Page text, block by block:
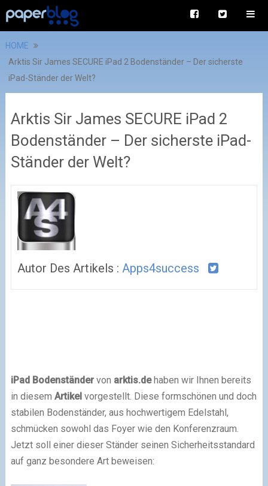
HOME
Arktis Sir James SECURE iPad 2 Bodenständer – Der sicherste
iPad-Ständer der Welt?
Arktis Sir James SECURE iPad 2
Bodenständer – Der sicherste iPad-
Ständer der Welt?
Autor Des Artikels : Apps4success
iPad Bodenständervon arktis.dehaben wir Ihnen bereits
in diesem Artikelvorgestellt. Diese formschönen und doch
stabilen Bodenständer, aus hochwertigem Edelstahl,
schmücken sowohl das Foyer wie den Konferenzraum.
Jetzt soll einer dieser Ständer seinen Sicherheitsstandard
auf ganz besondere Art beweisen: